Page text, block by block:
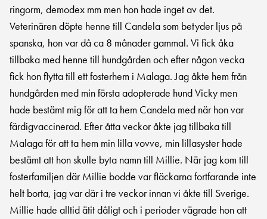
ringorm, demodex mm men hon hade inget av det.
Veterinären döpte henne till Candela som betyder ljus på
spanska, hon var då ca 8 månader gammal. Vi fick åka
tillbaka med henne till hundgården och efter någon vecka
fick hon flytta till ett fosterhem i Malaga. Jag åkte hem från
hundgården med min första adopterade hund Vicky men
hade bestämt mig för att ta hem Candela med när hon var
färdigvaccinerad. Efter åtta veckor åkte jag tillbaka till
Malaga för att ta hem min lilla vovve, min lillasyster hade
bestämt att hon skulle byta namn till Millie. När jag kom till
fosterfamiljen där Millie bodde var fläckarna fortfarande inte
helt borta, jag var där i tre veckor innan vi åkte till Sverige.
Millie hade alltid ätit dåligt och i perioder vägrade hon att